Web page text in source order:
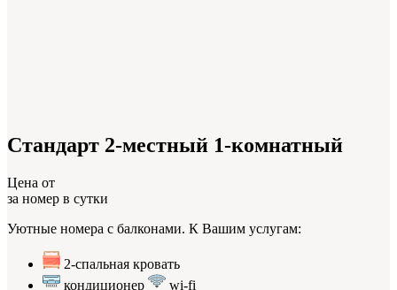
Стандарт 2-местный 1-комнатный
Цена от
за номер в сутки
Уютные номера с балконами. К Вашим услугам:
2-спальная кровать
кондиционер
wi-fi